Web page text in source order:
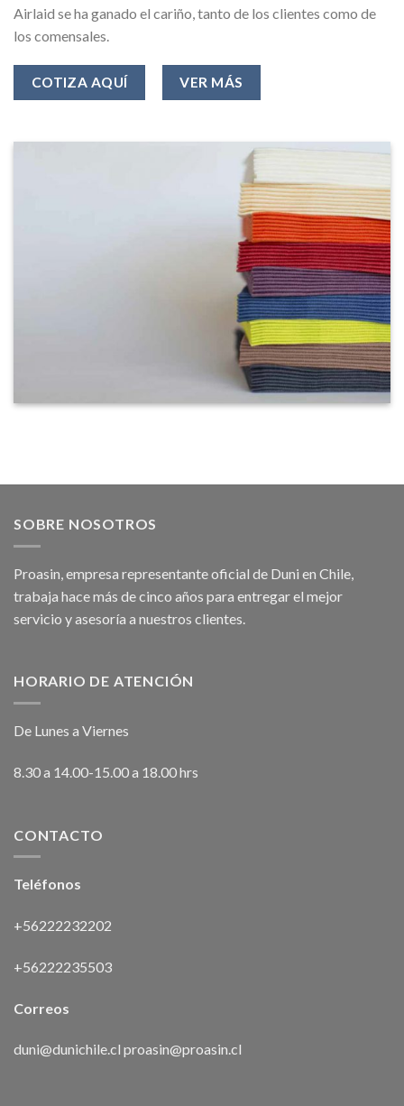
Airlaid se ha ganado el cariño, tanto de los clientes como de
los comensales.
COTIZA AQUÍ VER MÁS
SOBRE NOSOTROS
Proasin, empresa representante oficial de Duni en Chile,
trabaja hace más de cinco años para entregar el mejor
servicio y asesoría a nuestros clientes.
HORARIO DE ATENCIÓN
De Lunes a Viernes
8.30 a 14.00-15.00 a 18.00 hrs
CONTACTO
Teléfonos
+56222232202
+56222235503
Correos
duni@dunichile.cl proasin@proasin.cl